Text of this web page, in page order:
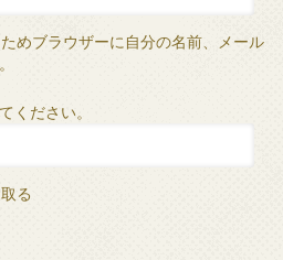
めブラウザーに自分の名前、メール
ください。
る